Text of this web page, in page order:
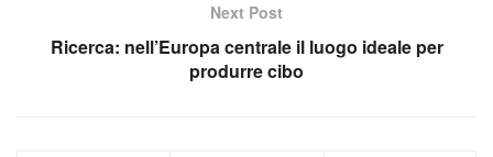
Next Post
Ricerca: nell’Europa centrale il luogo ideale per
produrre cibo